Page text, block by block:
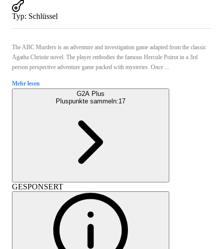
Typ: Schlüssel
The ABC Murders is an adventure and investigation game adapted from the classic
Agatha Christie novel. The player embodies the famous Hercule Poirot in a 3rd
person perspective adventure game packed with mysteries. Once ...
Mehr lesen
G2A Plus
Pluspunkte sammeln:17
GESPONSERT